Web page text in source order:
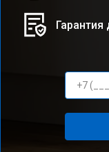
Гарантия